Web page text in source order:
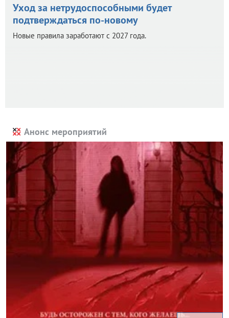
Уход за нетрудоспособными будет
подтверждаться по-новому
Новые правила заработают с 2027 года.
Анонс мероприятий